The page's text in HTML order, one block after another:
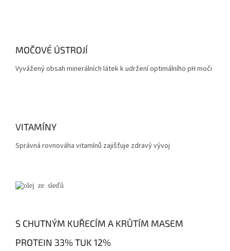
MOČOVÉ ÚSTROJÍ
Vyvážený obsah minerálních látek k udržení optimálního pH moči
VITAMÍNY
Správná rovnováha vitamínů zajišťuje zdravý vývoj
S CHUTNÝM KUŘECÍM A KRŮTÍM MASEM
PROTEIN 33% TUK 12%